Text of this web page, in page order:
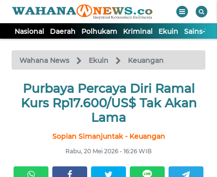
Nasional Daerah Polhukam Kriminal Ekuin Sains-
Wahana News Ekuin Keuangan
Purbaya Percaya Diri Ramal
Kurs Rp17.600/US$ Tak Akan
Lama
Sopian Simanjuntak - Keuangan
Rabu, 20 Mei 2026 - 16:26 WIB
TV
Tutup
NASIONAL
POLHUKAM
KRIMINAL